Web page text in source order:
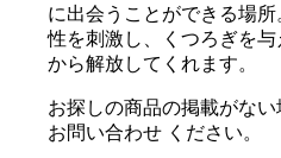
に出会うことができる場所
性を刺激し、くつろぎを
から解放してくれます。
お探しの商品の掲載がな
お問い合わせ ください。